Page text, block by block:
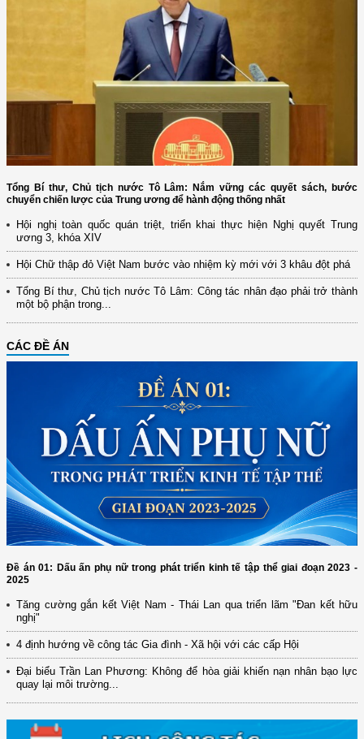
Tổng Bí thư, Chủ tịch nước Tô Lâm: Nắm vững các quyết sách, bước
chuyển chiến lược của Trung ương để hành động thống nhất
Hội nghị toàn quốc quán triệt, triển khai thực hiện Nghị quyết Trung
ương 3, khóa XIV
Hội Chữ thập đỏ Việt Nam bước vào nhiệm kỳ mới với 3 khâu đột phá
Tổng Bí thư, Chủ tịch nước Tô Lâm: Công tác nhân đạo phải trở thành
một bộ phận trong...
CÁC ĐỀ ÁN
Đề án 01: Dấu ấn phụ nữ trong phát triển kinh tế tập thể giai đoạn 2023 -
2025
Tăng cường gắn kết Việt Nam - Thái Lan qua triển lãm "Đan kết hữu
nghị"
4 định hướng về công tác Gia đình - Xã hội với các cấp Hội
Đại biểu Trần Lan Phương: Không để hòa giải khiến nạn nhân bạo lực
quay lại môi trường...
(12/TB-HĐKH) V/v đăng ký, đề xuất nhiệm vụ Khoa học, công nghệ và
đổi mới ...
(898/KH/ĐCT) Kế hoạch thực hiện Quyết định số 2415/QĐ-TTg ngày
31/10/2025 ...
(417/QĐ-BNNMT) Quyết định phê duyệt Chương trình mục tiêu quốc gia